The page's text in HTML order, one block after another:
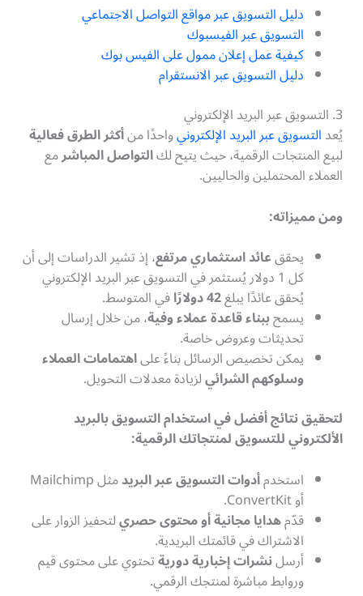
دليل التسويق عبر مواقع التواصل الاجتماعي
التسويق عبر الفيسبوك
كيفية عمل إعلان ممول على الفيس بوك
دليل التسويق عبر الانستقرام
3. التسويق عبر البريد الإلكتروني
يُعدالتسويق عبر البريد الإلكترونيواحدًا منأكثر الطرق فعالية
لبيع المنتجات الرقمية، حيث يتيح لكالتواصل المباشرمع
العملاء المحتملين والحاليين.
ومن مميزاته:
يحققعائد استثماري مرتفع، إذ تشير الدراسات إلى أن
كل 1 دولار يُستثمر في التسويق عبر البريد الإلكتروني
يُحقق عائدًا يبلغ42 دولارًا في المتوسط.
يسمحببناء قاعدة عملاء وفية، من خلال إرسال
تحديثات وعروض خاصة.
يمكن تخصيص الرسائل بناءً علىاهتمامات العملاء
وسلوكهم الشرائيلزيادة معدلات التحويل.
لتحقيق نتائج أفضل في استخدام التسويق بالبريد
الألكتروني للتسويق لمنتجاتك الرقمية:
استخدمأدوات التسويق عبر البريد مثل Mailchimp
أو ConvertKit.
قدّمهدايا مجانية أو محتوى حصريلتحفيز الزوار على
الاشتراك في قائمتك البريدية.
أرسلنشرات إخبارية دوريةتحتوي على محتوى قيم
وروابط مباشرة لمنتجك الرقمي.